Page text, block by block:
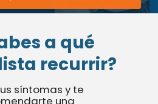
a qué
recurrir?
síntomas y te